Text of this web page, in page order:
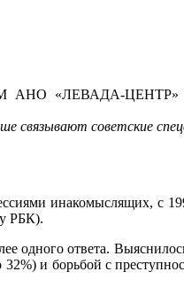
«ЛЕВАДА-ЦЕНТР»
связывают советские
инакомыслящих, с
РБК).
одного ответа.
и борьбой с